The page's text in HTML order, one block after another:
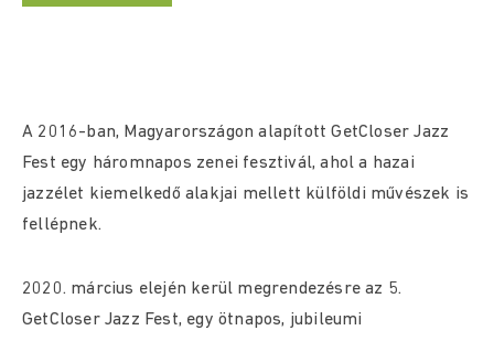
A 2016-ban, Magyarországon alapított GetCloser Jazz
Fest egy háromnapos zenei fesztivál, ahol a hazai
jazzélet kiemelkedő alakjai mellett külföldi művészek is
fellépnek.
2020. március elején kerül megrendezésre az 5.
GetCloser Jazz Fest, egy ötnapos, jubileumi